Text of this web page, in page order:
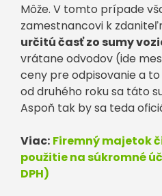
Môže. V tomto prípade
zamestnancovi k
určitú časť zo sumy
vrátane odvodov (ide
ceny pre odpisovanie a
od druhého roku sa táto
Aspoň tak by sa teda
Viac: Firemný majetok
použitie na súkromné
DPH)